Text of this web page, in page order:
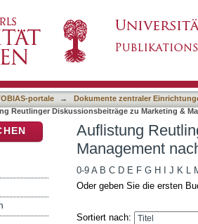
portale →
Dokumente zentraler
Reutlinger Diskussionsbeiträge zu Marketing &
Auflistung
Management
0-9 A B C D E F G H J K L
Oder geben Sie die ersten
Sortiert nach: